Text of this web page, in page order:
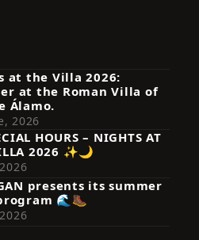
en Instagram
at the Villa 2026:
at the Roman Villa of
Álamo.
2026
HOURS – NIGHTS AT
2026 ✨🌙
presents its summer
🌊🥾